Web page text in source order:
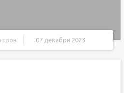
07 декабря 2023